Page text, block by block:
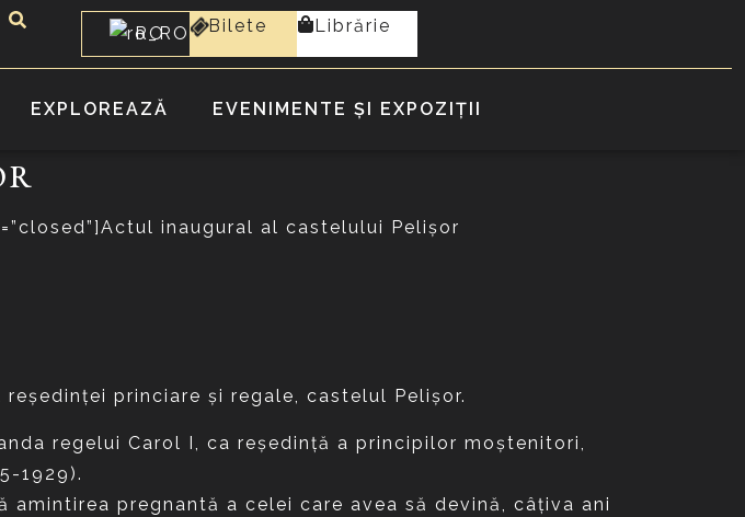
RO Bilete Librărie
EXPLOREAZĂ EVENIMENTE ȘI EXPOZIȚII
inaugural al castelului Pelişor
princiare şi regale, castelul Pelişor.
regelui Carol I, ca reşedinţă a principilor moştenitori,
1929).
pregnantă a celei care avea să devină, câţiva ani